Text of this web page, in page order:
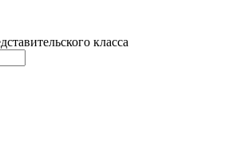
класса